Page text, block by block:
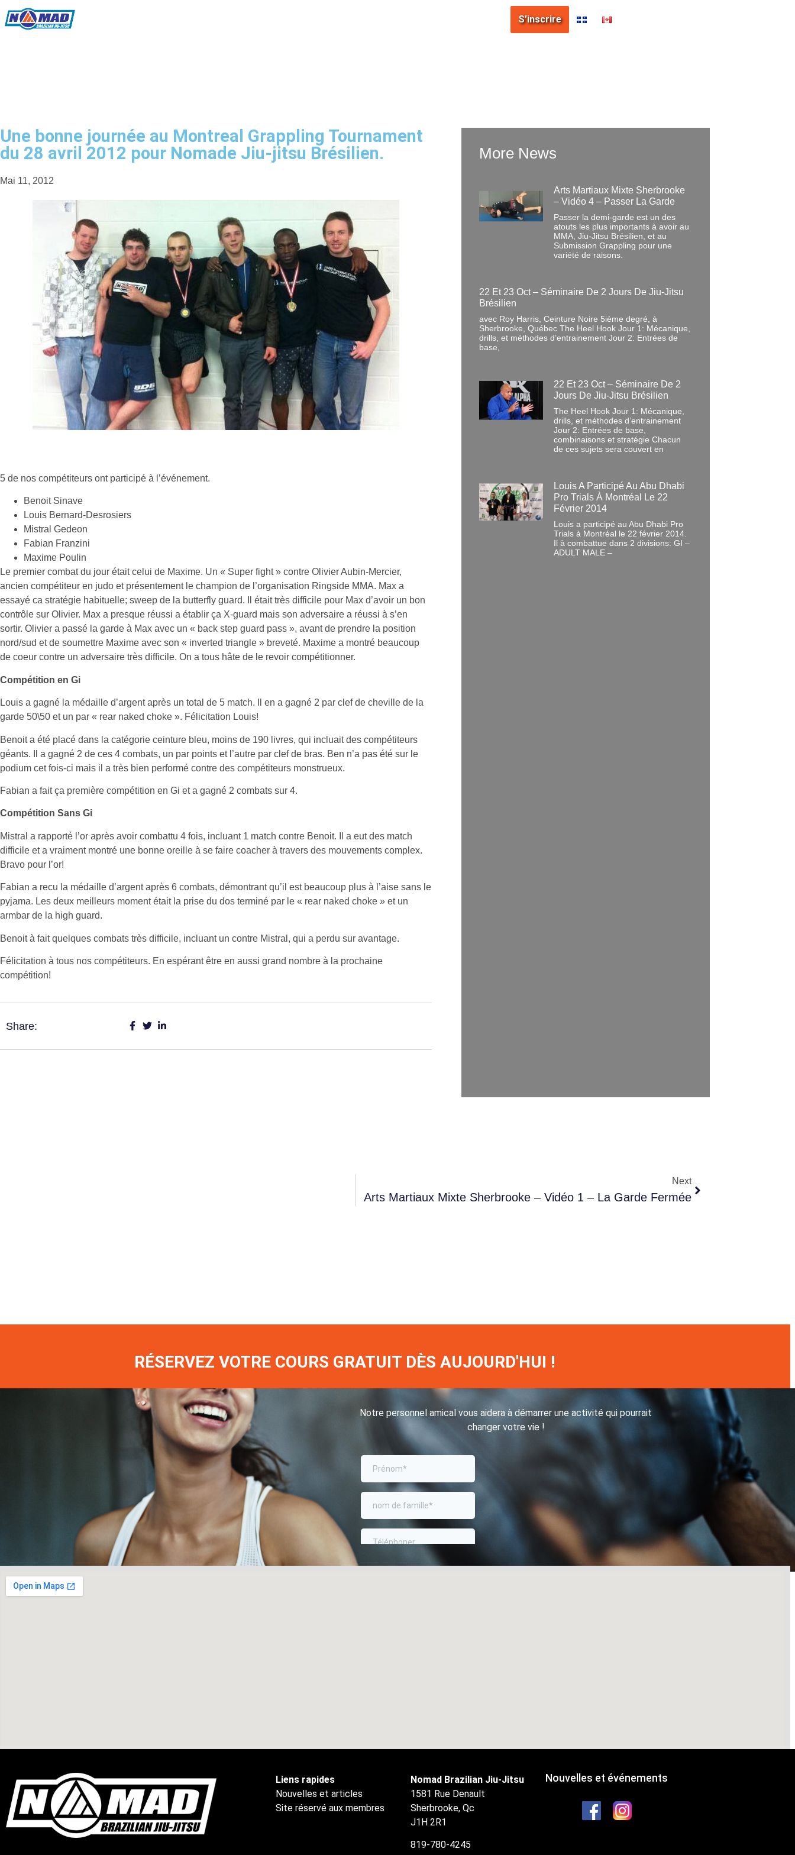
S’inscrire
Une bonne journée au Montreal Grappling Tournament
du 28 avril 2012 pour Nomade Jiu-jitsu Brésilien.
Mai 11, 2012
5 de nos compétiteurs ont participé à l’événement.
Benoit Sinave
Louis Bernard-Desrosiers
Mistral Gedeon
Fabian Franzini
Maxime Poulin
Le premier combat du jour était celui de Maxime. Un « Super fight » contre Olivier Aubin-Mercier,
ancien compétiteur en judo et présentement le champion de l’organisation Ringside MMA. Max a
essayé ca stratégie habituelle; sweep de la butterfly guard. Il était très difficile pour Max d’avoir un bon
contrôle sur Olivier. Max a presque réussi a établir ça X-guard mais son adversaire a réussi à s’en
sortir. Olivier a passé la garde à Max avec un « back step guard pass », avant de prendre la position
nord/sud et de soumettre Maxime avec son « inverted triangle » breveté. Maxime a montré beaucoup
de coeur contre un adversaire très difficile. On a tous hâte de le revoir compétitionner.
Compétition en Gi
Louis a gagné la médaille d’argent après un total de 5 match. Il en a gagné 2 par clef de cheville de la
garde 50\50 et un par « rear naked choke ». Félicitation Louis!
Benoit a été placé dans la catégorie ceinture bleu, moins de 190 livres, qui incluait des compétiteurs
géants. Il a gagné 2 de ces 4 combats, un par points et l’autre par clef de bras. Ben n’a pas été sur le
podium cet fois-ci mais il a très bien performé contre des compétiteurs monstrueux.
Fabian a fait ça première compétition en Gi et a gagné 2 combats sur 4.
Compétition Sans Gi
Mistral a rapporté l’or après avoir combattu 4 fois, incluant 1 match contre Benoit. Il a eut des match
difficile et a vraiment montré une bonne oreille à se faire coacher à travers des mouvements complex.
Bravo pour l’or!
Fabian a recu la médaille d’argent après 6 combats, démontrant qu’il est beaucoup plus à l’aise sans le
pyjama. Les deux meilleurs moment était la prise du dos terminé par le « rear naked choke » et un
armbar de la high guard.
Benoit à fait quelques combats très difficile, incluant un contre Mistral, qui a perdu sur avantage.
Félicitation à tous nos compétiteurs. En espérant être en aussi grand nombre à la prochaine
compétition!
Share:
More News
Arts Martiaux Mixte Sherbrooke
– Vidéo 4 – Passer La Garde
Passer la demi-garde est un des
atouts les plus importants à avoir au
MMA, Jiu-Jitsu Brésilien, et au
Submission Grappling pour une
variété de raisons.
22 Et 23 Oct – Séminaire De 2 Jours De Jiu-Jitsu
Brésilien
avec Roy Harris, Ceinture Noire 5ième degré, à
Sherbrooke, Québec The Heel Hook Jour 1: Mécanique,
drills, et méthodes d’entrainement Jour 2: Entrées de
base,
22 Et 23 Oct – Séminaire De 2
Jours De Jiu-Jitsu Brésilien
The Heel Hook Jour 1: Mécanique,
drills, et méthodes d’entrainement
Jour 2: Entrées de base,
combinaisons et stratégie Chacun
de ces sujets sera couvert en
Louis A Participé Au Abu Dhabi
Pro Trials À Montréal Le 22
Février 2014
Louis a participé au Abu Dhabi Pro
Trials à Montréal le 22 février 2014.
Il à combattue dans 2 divisions: GI –
ADULT MALE –
Next
Arts Martiaux Mixte Sherbrooke – Vidéo 1 – La Garde Fermée
RÉSERVEZ VOTRE COURS GRATUIT DÈS AUJOURD'HUI !
Notre personnel amical vous aidera à démarrer une activité qui pourrait
changer votre vie !
Liens rapides
Nouvelles et articles
Site réservé aux membres
Nomad Brazilian Jiu-Jitsu
1581 Rue Denault
Sherbrooke, Qc
J1H 2R1
819-780-4245
Nouvelles et événements